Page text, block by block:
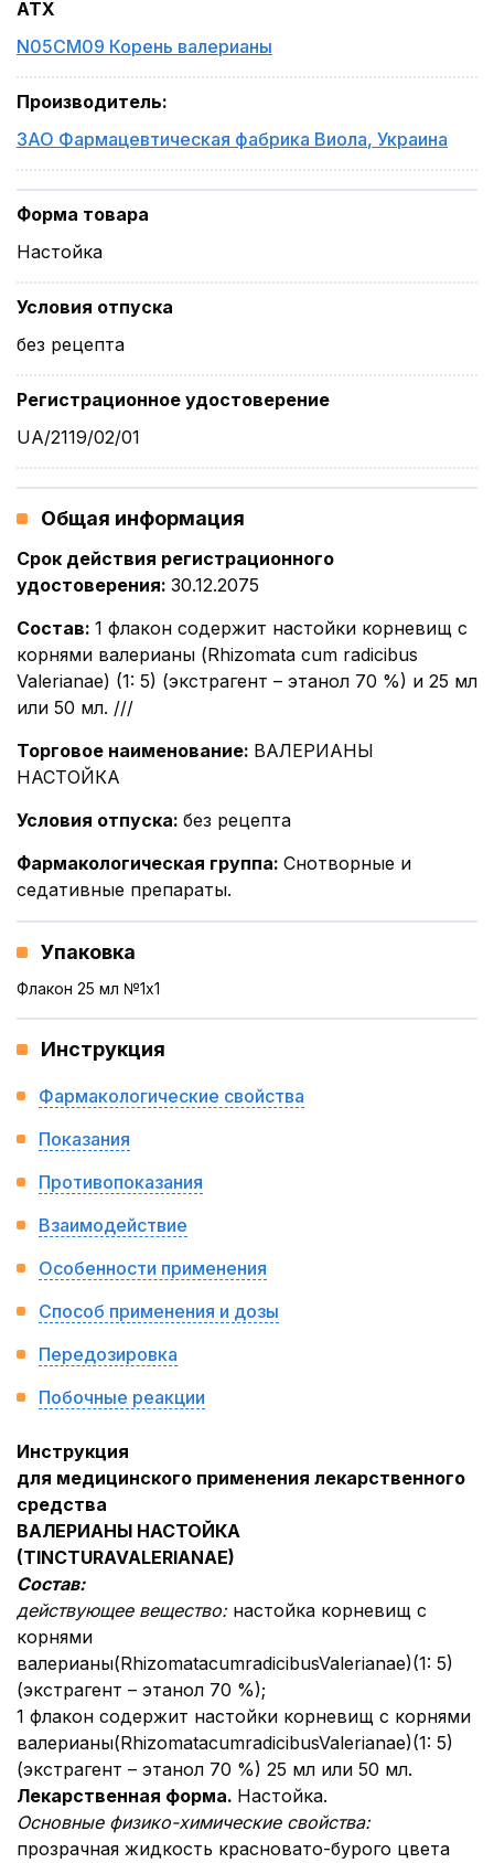
ATX
N05CM09 Корень валерианы
Производитель:
ЗАО Фармацевтическая фабрика Виола, Украина
Форма товара
Настойка
Условия отпуска
без рецепта
Регистрационное удостоверение
UA/2119/02/01
Общая информация
Срок действия регистрационного
удостоверения: 30.12.2075
Состав: 1 флакон содержит настойки корневищ с
корнями валерианы (Rhizomata cum radicibus
Valerianae) (1: 5) (экстрагент – этанол 70 %) и 25 мл
или 50 мл. ///
Торговое наименование: ВАЛЕРИАНЫ
НАСТОЙКА
Условия отпуска: без рецепта
Фармакологическая группа: Снотворные и
седативные препараты.
Упаковка
Флакон 25 мл №1x1
Инструкция
Фармакологические свойства
Показания
Противопоказания
Взаимодействие
Особенности применения
Способ применения и дозы
Передозировка
Побочные реакции
Инструкция
для медицинского применения лекарственного
средства
ВАЛЕРИАНЫ НАСТОЙКА
(TINCTURAVALERIANAE)
Состав:
действующее вещество: настойка корневищ с
корнями
валерианы(RhizomatacumradicibusValerianae)(1: 5)
(экстрагент – этанол 70 %);
1 флакон содержит настойки корневищ с корнями
валерианы(RhizomatacumradicibusValerianae)(1: 5)
(экстрагент – этанол 70 %) 25 мл или 50 мл.
Лекарственная форма. Настойка.
Основные физико-химические свойства:
прозрачная жидкость красновато-бурого цвета